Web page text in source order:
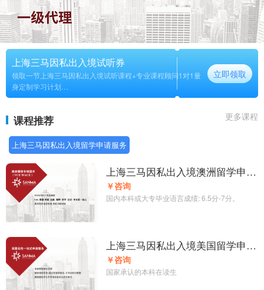
上海三马因私出入境试听券
领取一节上海三马因私出入境试听课程+专业课程顾问1对1量
身定制学习计划
长期
立即领取
课程推荐 更多课程
上海三马因私出入境留学申请服务
上海三马因私出入境澳洲留学申请
方案
￥咨询
国内本科或大专毕业语言成绩: 6.5分-7分。
上海三马因私出入境美国留学申请
方案
￥咨询
国家承认的本科在读生